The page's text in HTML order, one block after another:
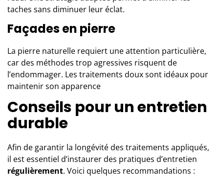
taches sans diminuer leur éclat.
Façades en pierre
La pierre naturelle requiert une attention particulière,
car des méthodes trop agressives risquent de
l’endommager. Les traitements doux sont idéaux pour
maintenir son apparence
Conseils pour un entretien
durable
Afin de garantir la longévité des traitements appliqués,
il est essentiel d’instaurer des pratiques d’entretien
régulièrement. Voici quelques recommandations :